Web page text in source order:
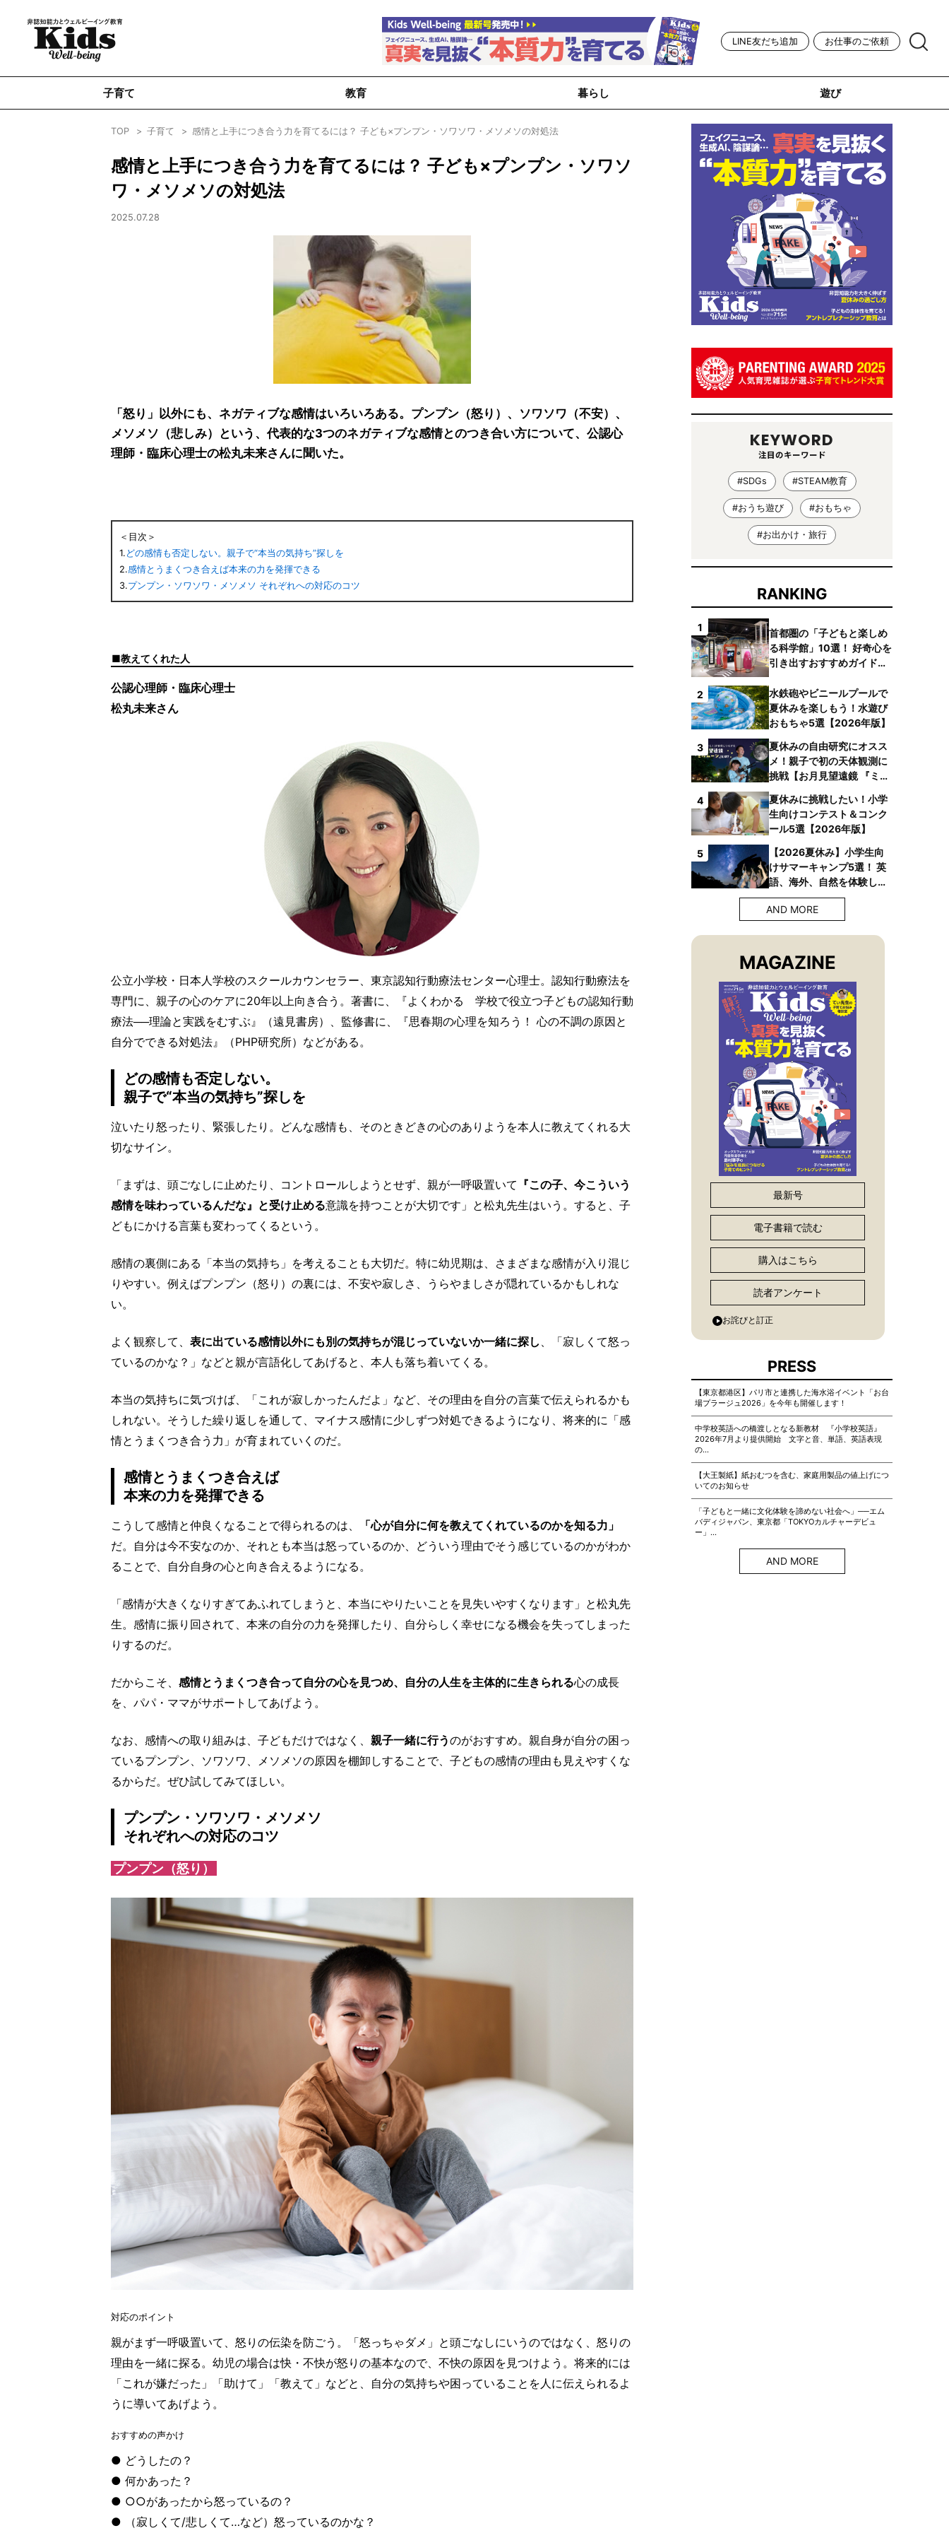
LINE友だち追加 お仕事のご依頼
子育て 教育 暮らし 遊び
TOP 子育て 感情と上手につき合う力を育てるには？ 子ども×プンプン・ソワソワ・メソメソの対処法
感情と上手につき合う力を育てるには？ 子ども×プンプン・ソワソ
ワ・メソメソの対処法
2025.07.28
「怒り」以外にも、ネガティブな感情はいろいろある。プンプン（怒り）、ソワソワ（不安）、
メソメソ（悲しみ）という、代表的な3つのネガティブな感情とのつき合い方について、公認心
理師・臨床心理士の松丸未来さんに聞いた。
＜目次＞
1. どの感情も否定しない。親子で“本当の気持ち”探しを
2.感情とうまくつき合えば本来の力を発揮できる
3.プンプン・ソワソワ・メソメソ それぞれへの対応のコツ
教えてくれた人
公認心理師・臨床心理士
松丸未来さん
公立小学校・日本人学校のスクールカウンセラー、東京認知行動療法センター心理士。認知行動療法を
専門に、親子の心のケアに20年以上向き合う。著書に、『よくわかる 学校で役立つ子どもの認知行動
療法──理論と実践をむすぶ』（遠見書房）、監修書に、『思春期の心理を知ろう！ 心の不調の原因と
自分でできる対処法』（PHP研究所）などがある。
どの感情も否定しない。
親子で“本当の気持ち”探しを
泣いたり怒ったり、緊張したり。どんな感情も、そのときどきの心のありようを本人に教えてくれる大
切なサイン。
「まずは、頭ごなしに止めたり、コントロールしようとせず、親が一呼吸置いて 『この子、今こういう
感情を味わっているんだな』と受け止める意識を持つことが大切です」と松丸先生はいう。すると、子
どもにかける言葉も変わってくるという。
感情の裏側にある「本当の気持ち」を考えることも大切だ。特に幼児期は、さまざまな感情が入り混じ
りやすい。例えばプンプン（怒り）の裏には、不安や寂しさ、うらやましさが隠れているかもしれな
い。
よく観察して、 表に出ている感情以外にも別の気持ちが混じっていないか一緒に探し 、「寂しくて怒っ
ているのかな？」などと親が言語化してあげると、本人も落ち着いてくる。
本当の気持ちに気づけば、「これが寂しかったんだよ」など、その理由を自分の言葉で伝えられるかも
しれない。そうした繰り返しを通して、マイナス感情に少しずつ対処できるようになり、将来的に「感
情とうまくつき合う力」が育まれていくのだ。
感情とうまくつき合えば
本来の力を発揮できる
こうして感情と仲良くなることで得られるのは、
「心が自分に何を教えてくれているのかを知る力」
だ。自分は今不安なのか、それとも本当は怒っているのか、どういう理由でそう感じているのかがわか
ることで、自分自身の心と向き合えるようになる。
「感情が大きくなりすぎてあふれてしまうと、本当にやりたいことを見失いやすくなります」と松丸先
生。感情に振り回されて、本来の自分の力を発揮したり、自分らしく幸せになる機会を失ってしまった
りするのだ。
だからこそ、 感情とうまくつき合って自分の心を見つめ、自分の人生を主体的に生きられる心の成長
を、パパ・ママがサポートしてあげよう。
なお、感情への取り組みは、子どもだけではなく、 親子一緒に行うのがおすすめ。親自身が自分の困っ
ているプンプン、ソワソワ、メソメソの原因を棚卸しすることで、子どもの感情の理由も見えやすくな
るからだ。ぜひ試してみてほしい。
プンプン・ソワソワ・メソメソ
それぞれへの対応のコツ
プンプン（怒り）
対応のポイント
親がまず一呼吸置いて、怒りの伝染を防ごう。「怒っちゃダメ」と頭ごなしにいうのではなく、怒りの
理由を一緒に探る。幼児の場合は快・不快が怒りの基本なので、不快の原因を見つけよう。将来的には
「これが嫌だった」「助けて」「教えて」などと、自分の気持ちや困っていることを人に伝えられるよ
うに導いてあげよう。
おすすめの声かけ
● どうしたの？
● 何かあった？
● ○○があったから怒っているの？
● （寂しくて/悲しくて…など）怒っているのかな？
KEYWORD
注目のキーワード
#SDGs #STEAM教育
#おうち遊び #おもちゃ
#お出かけ・旅行
RANKING
1
首都圏の「子どもと楽しめ
る科学館」10選！ 好奇心を
引き出すおすすめガイドブ
2
水鉄砲やビニールプールで
夏休みを楽しもう！水遊び
おもちゃ5選【2026年版】
3
夏休みの自由研究にオスス
メ！親子で初の天体観測に
挑戦【お月見望遠鏡 『ミル
4
夏休みに挑戦したい！小学
生向けコンテスト＆コンク
ール5選【2026年版】
5
【2026夏休み】小学生向
けサマーキャンプ5選！ 英
語、海外、自然を体験しよ
う！
AND MORE
MAGAZINE
最新号
電子書籍で読む
購入はこちら
読者アンケート
お詫びと訂正
PRESS
【東京都港区】パリ市と連携した海水浴イベント「お台
場プラージュ2026」を今年も開催します！
中学校英語への橋渡しとなる新教材 『小学校英語』
2026年7月より提供開始 文字と音、単語、英語表現
の…
【大王製紙】紙おむつを含む、家庭用製品の値上げにつ
いてのお知らせ
「子どもと一緒に文化体験を諦めない社会へ」──エム
バディジャパン、東京都「TOKYOカルチャーデビュ
ー」…
AND MORE